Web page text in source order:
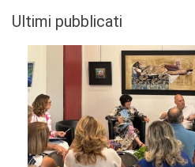
Ultimi pubblicati